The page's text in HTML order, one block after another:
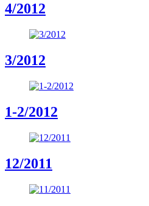
4/2012
3/2012
1-2/2012
12/2011